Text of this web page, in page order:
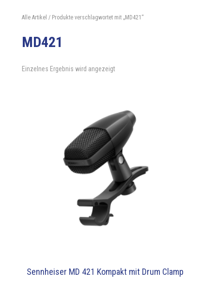
Alle Artikel / Produkte verschlagwortet mit „MD421“
MD421
Einzelnes Ergebnis wird angezeigt
Sennheiser MD 421 Kompakt mit Drum Clamp